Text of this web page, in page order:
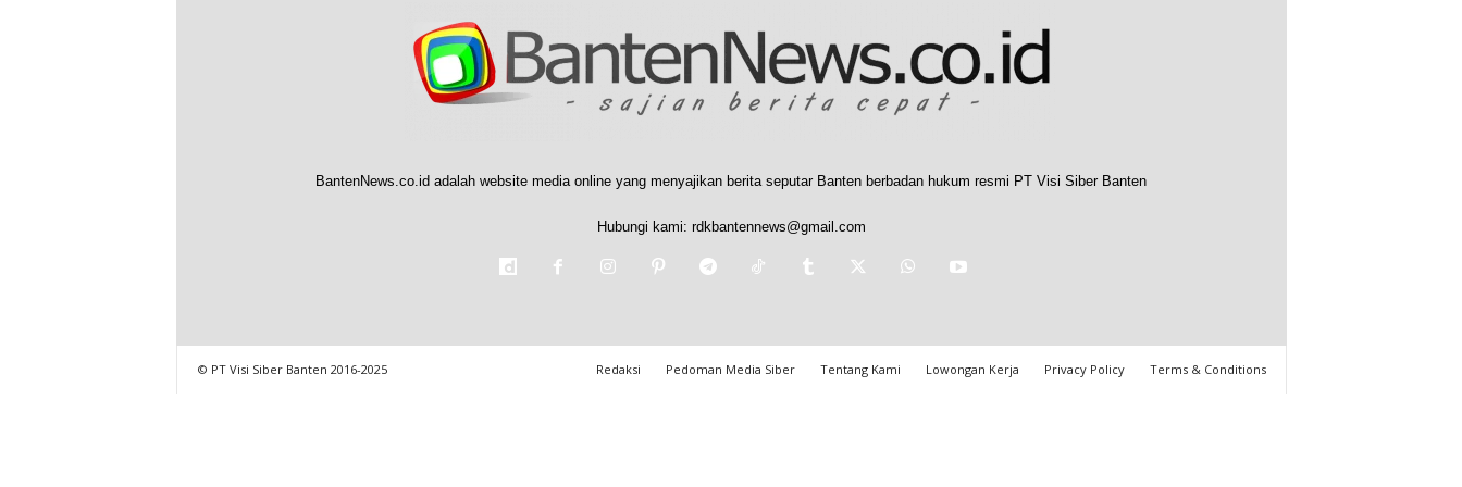
BantenNews.co.id adalah website media online yang menyajikan berita seputar Banten berbadan hukum resmi PT Visi Siber Banten
Hubungi kami: rdkbantennews@gmail.com
Redaksi Pedoman Media Siber Tentang Kami Lowongan Kerja Privacy Policy Terms & Conditions
© PT Visi Siber Banten 2016-2025